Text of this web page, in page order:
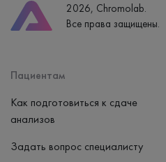
Часы работы
пн-вс: 7:30-15:00
2026, Chromolab.
Все права защищены.
Пациентам
Как подготовиться к сдаче
анализов
Задать вопрос специалисту